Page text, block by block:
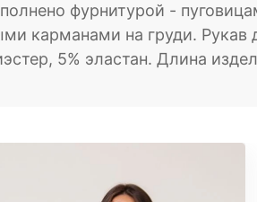
фурнитурой -
карманами на груди.
5% эластан. Длина